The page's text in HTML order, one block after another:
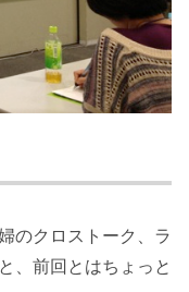
のクロストーク、ラ
、前回とはちょっと